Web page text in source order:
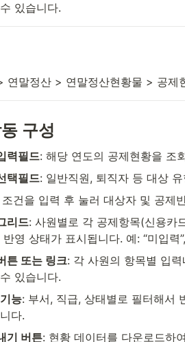
있습니다.
연말정산 > 연말정산현황물 > 공제
구성
력필드: 해당 연도의 공제현황을 조
택필드: 일반직원, 퇴직자 등 대상
조건을 입력 후 눌러 대상자 및 공제
리드: 사원별로 각 공제항목(신용카
영 상태가 표시됩니다. 예: “미입력
튼 또는 링크: 각 사원의 항목별 입
있습니다.
능: 부서, 직급, 상태별로 필터해서
다.
기 버튼: 현황 데이터를 다운로드하